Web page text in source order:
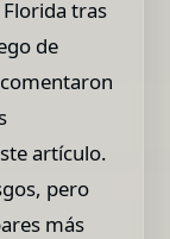
tras
de
artículo.
pero
más